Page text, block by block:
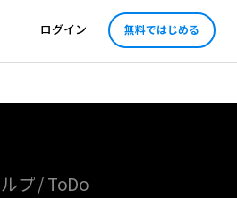
ログイン 無料ではじめる
プ / ToDo